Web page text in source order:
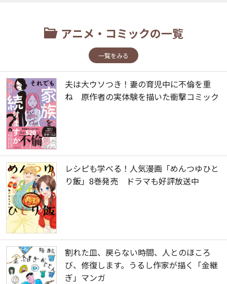
アニメ・コミックの一覧
一覧をみる
夫は大ウソつき！妻の育児中に不倫を重
ね 原作者の実体験を描いた衝撃コミック
レシピも学べる！人気漫画「めんつゆひと
り飯」8巻発売 ドラマも好評放送中
割れた皿、戻らない時間、人とのほころ
び、修復します。うるし作家が描く「金継
ぎ」マンガ